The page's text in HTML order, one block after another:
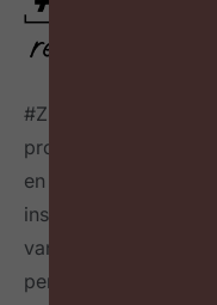
#ZigZagHR, dé HR-
professionals in
en leidinggevenden
inspireert over de
van best & next
per kwartaal